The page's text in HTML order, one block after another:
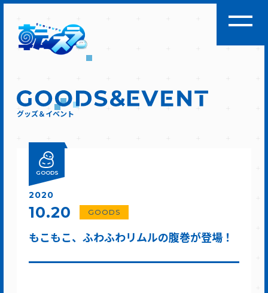
グッズ＆イベント
GOODS
もこもこ、ふわふわリムルの腹巻が登場！
GOODS
2020
10.20